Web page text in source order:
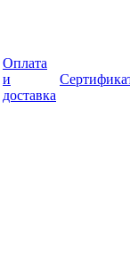
Оплата
и
доставка